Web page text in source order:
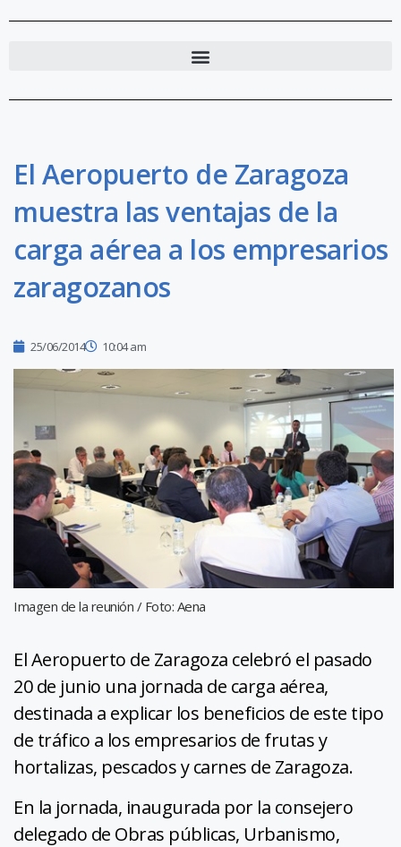
El Aeropuerto de Zaragoza
muestra las ventajas de la
carga aérea a los empresarios
zaragozanos
25/06/2014 10:04 am
Imagen de la reunión / Foto: Aena
El Aeropuerto de Zaragoza celebró el pasado
20 de junio una jornada de carga aérea,
destinada a explicar los beneficios de este tipo
de tráfico a los empresarios de frutas y
hortalizas, pescados y carnes de Zaragoza.
En la jornada, inaugurada por la consejero
delegado de Obras públicas, Urbanismo,